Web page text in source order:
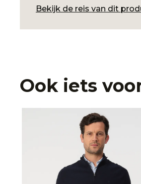
Bekijk de reis van dit
Ook iets